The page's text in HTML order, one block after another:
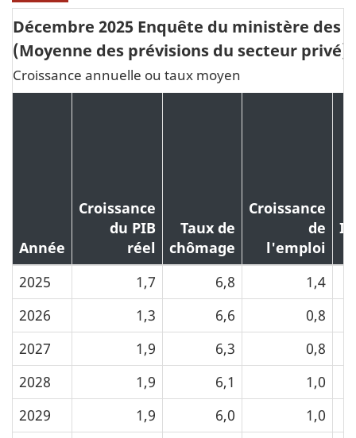
Décembre 2025 Enquête du ministère des
(Moyenne des prévisions du secteur privé)
Croissance annuelle ou taux moyen
Année
Croissance
du PIB
réel
Taux de
chômage
Croissance
de
l'emploi
2025
1,7 6,8
1,4
2026
1,3 6,6
0,8
2027
1,9 6,3
0,8
2028
1,9 6,1
1,0
2029
1,9 6,0
1,0